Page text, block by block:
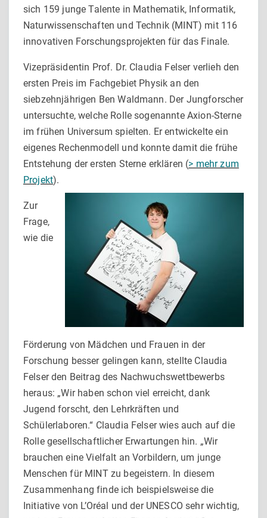
sich 159 junge Talente in Mathematik, Informatik,
Naturwissenschaften und Technik (MINT) mit 116
innovativen Forschungsprojekten für das Finale.
Vizepräsidentin Prof. Dr. Claudia Felser verlieh den
ersten Preis im Fachgebiet Physik an den
siebzehnjährigen Ben Waldmann. Der Jungforscher
untersuchte, welche Rolle sogenannte Axion-Sterne
im frühen Universum spielten. Er entwickelte ein
eigenes Rechenmodell und konnte damit die frühe
Entstehung der ersten Sterne erklären (> mehr zum
Projekt).
Zur
Frage,
wie die
Förderung von Mädchen und Frauen in der
Forschung besser gelingen kann, stellte Claudia
Felser den Beitrag des Nachwuchswettbewerbs
heraus: „Wir haben schon viel erreicht, dank
Jugend forscht, den Lehrkräften und
Schülerlaboren.“ Claudia Felser wies auch auf die
Rolle gesellschaftlicher Erwartungen hin. „Wir
brauchen eine Vielfalt an Vorbildern, um junge
Menschen für MINT zu begeistern. In diesem
Zusammenhang finde ich beispielsweise die
Initiative von L’Oréal und der UNESCO sehr wichtig,